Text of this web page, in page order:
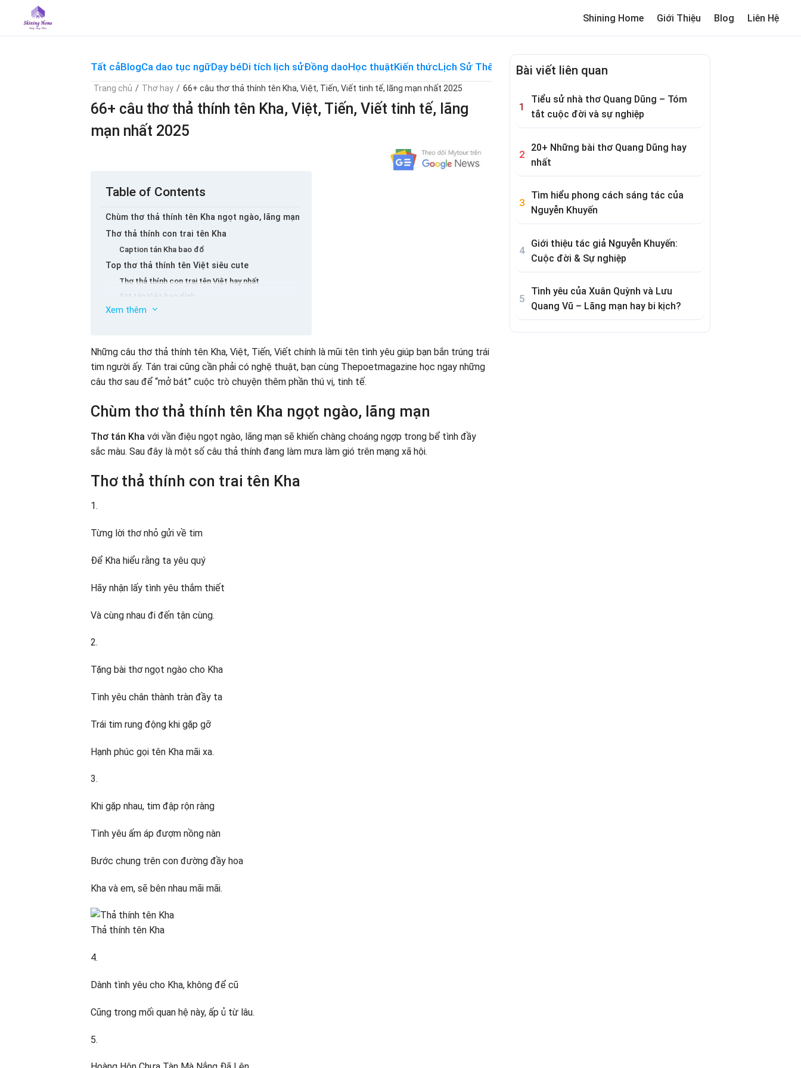
content
Shining Home Giới Thiệu Blog Liên Hệ
Tất cảBlogCa dao tục ngữDạy béDi tích lịch sửĐồng daoHọc thuậtKiến thứcLịch Sử Thế Giới MemeReview trường cho bé
Trang chủ / Thơ hay / 66+ câu thơ thả thính tên Kha, Việt, Tiến, Viết tinh tế, lãng mạn nhất 2025
66+ câu thơ thả thính tên Kha, Việt, Tiến, Viết tinh tế, lãng
mạn nhất 2025
Table of Contents
Chùm thơ thả thính tên Kha ngọt ngào, lãng mạn
Thơ thả thính con trai tên Kha
Caption tán Kha bao đổ
Top thơ thả thính tên Việt siêu cute
Thơ thả thính con trai tên Việt hay nhất
Stt tán Việt bao dính
Những câu thơ thả thính tên Tiến thú vị cực dính
Tổng hợp thơ thả thính tên Viết hay nhất
Thơ thả thính con trai tên Viết
Caption tán người tên Viết
Kết luận
Xem thêm
Những câu thơ thả thính tên Kha, Việt, Tiến, Viết chính là mũi tên tình yêu giúp bạn bắn trúng trái
tim người ấy. Tán trai cũng cần phải có nghệ thuật, bạn cùng Thepoetmagazine học ngay những
câu thơ sau để “mở bát” cuộc trò chuyện thêm phần thú vị, tinh tế.
Chùm thơ thả thính tên Kha ngọt ngào, lãng mạn
Thơ tán Kha với vần điệu ngọt ngào, lãng mạn sẽ khiến chàng choáng ngợp trong bể tình đầy
sắc màu. Sau đây là một số câu thả thính đang làm mưa làm gió trên mạng xã hội.
Thơ thả thính con trai tên Kha
1.
Từng lời thơ nhỏ gửi về tim
Để Kha hiểu rằng ta yêu quý
Hãy nhận lấy tình yêu thắm thiết
Và cùng nhau đi đến tận cùng.
2.
Tặng bài thơ ngọt ngào cho Kha
Tình yêu chân thành tràn đầy ta
Trái tim rung động khi gặp gỡ
Hạnh phúc gọi tên Kha mãi xa.
3.
Khi gặp nhau, tim đập rộn ràng
Tình yêu ấm áp đượm nồng nàn
Bước chung trên con đường đầy hoa
Kha và em, sẽ bên nhau mãi mãi.
Thả thính tên Kha
4.
Dành tình yêu cho Kha, không để cũ
Cũng trong mối quan hệ này, ấp ủ từ lâu.
5.
Bài viết liên quan
Tiểu sử nhà thơ Quang Dũng – Tóm
tắt cuộc đời và sự nghiệp
20+ Những bài thơ Quang Dũng hay
nhất
Tìm hiểu phong cách sáng tác của
Nguyễn Khuyến
Giới thiệu tác giả Nguyễn Khuyến:
Cuộc đời & Sự nghiệp
Tình yêu của Xuân Quỳnh và Lưu
Quang Vũ – Lãng mạn hay bi kịch?